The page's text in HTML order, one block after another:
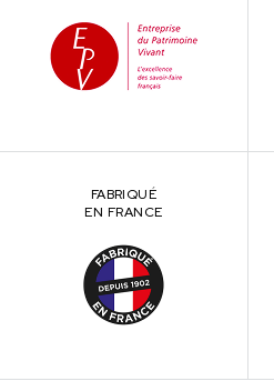
FABRIQUÉ
EN FRANCE